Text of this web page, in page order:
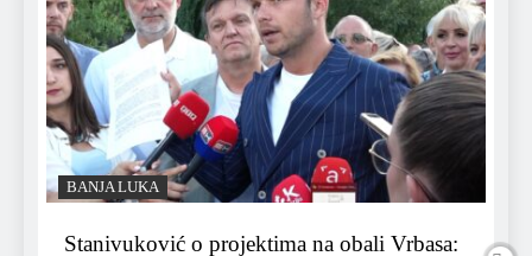
BANJA LUKA
Stanivuković o projektima na obali Vrbasa: